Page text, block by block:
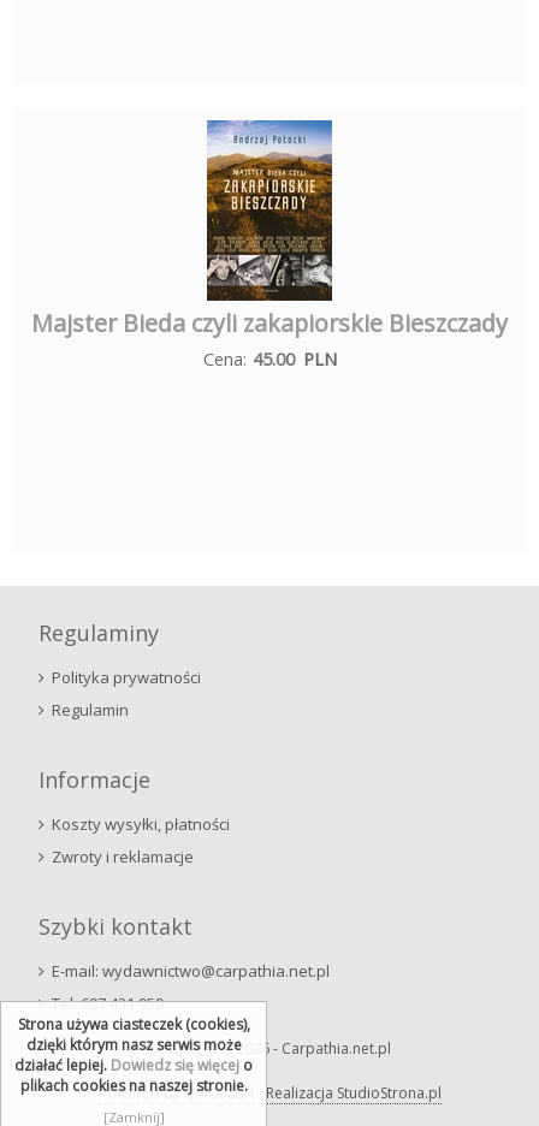
Strona używa ciasteczek (cookies),
dzięki którym nasz serwis może
działać lepiej. Dowiedz się więcej o
plikach cookies na naszej stronie.
[Zamknij]
Majster Bieda czyli zakapiorskie Bieszczady
Cena: 45.00 PLN
Regulaminy
Polityka prywatności
Regulamin
Informacje
Koszty wysyłki, płatności
Zwroty i reklamacje
Szybki kontakt
E-mail: wydawnictwo@carpathia.net.pl
Tel. 607 431 959
Copyright © 2026 - Carpathia.net.pl
Powered by Quick.Cart Realizacja StudioStrona.pl